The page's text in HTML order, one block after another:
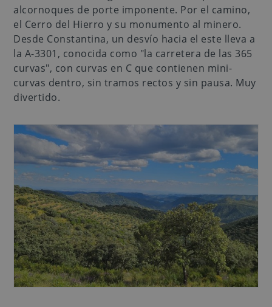
alcornoques de porte imponente. Por el camino,
el Cerro del Hierro y su monumento al minero.
Desde Constantina, un desvío hacia el este lleva a
la A-3301, conocida como "la carretera de las 365
curvas", con curvas en C que contienen mini-
curvas dentro, sin tramos rectos y sin pausa. Muy
divertido.